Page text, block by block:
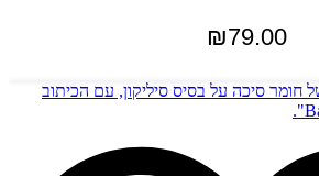
₪79.00